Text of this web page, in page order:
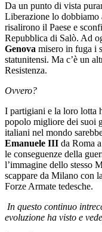
Da un punto di vista
Liberazione lo dobbiamo
risalirono il Paese e
Repubblica di Salò. Ad
Genova misero in fuga i
statunitensi. Ma c’è un
Resistenza.
Ovvero?
I partigiani e la loro lotta
popolo migliore dei suoi
italiani nel mondo
Emanuele III da Roma
le conseguenze della
l’immagine dello stesso
scappare da Milano con
Forze Armate tedesche.
In questo continuo
evoluzione ha visto e